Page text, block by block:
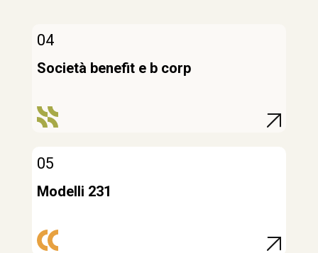
04
Società benefit e b corp
05
Modelli 231